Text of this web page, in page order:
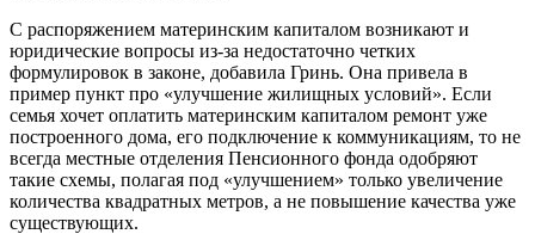
С распоряжением материнским капиталом возникают и
юридические вопросы из-за недостаточно четких
формулировок в законе, добавила Гринь. Она привела в
пример пункт про «улучшение жилищных условий». Если
семья хочет оплатить материнским капиталом ремонт уже
построенного дома, его подключение к коммуникациям, то не
всегда местные отделения Пенсионного фонда одобряют
такие схемы, полагая под «улучшением» только увеличение
количества квадратных метров, а не повышение качества уже
существующих.